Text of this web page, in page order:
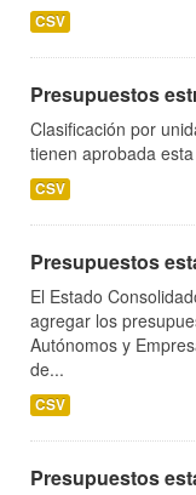
CSV
Presupuestos
Clasificación por
tienen aprobada
CSV
Presupuestos
El Estado
agregar los
Autónomos y
de...
CSV
Presupuestos